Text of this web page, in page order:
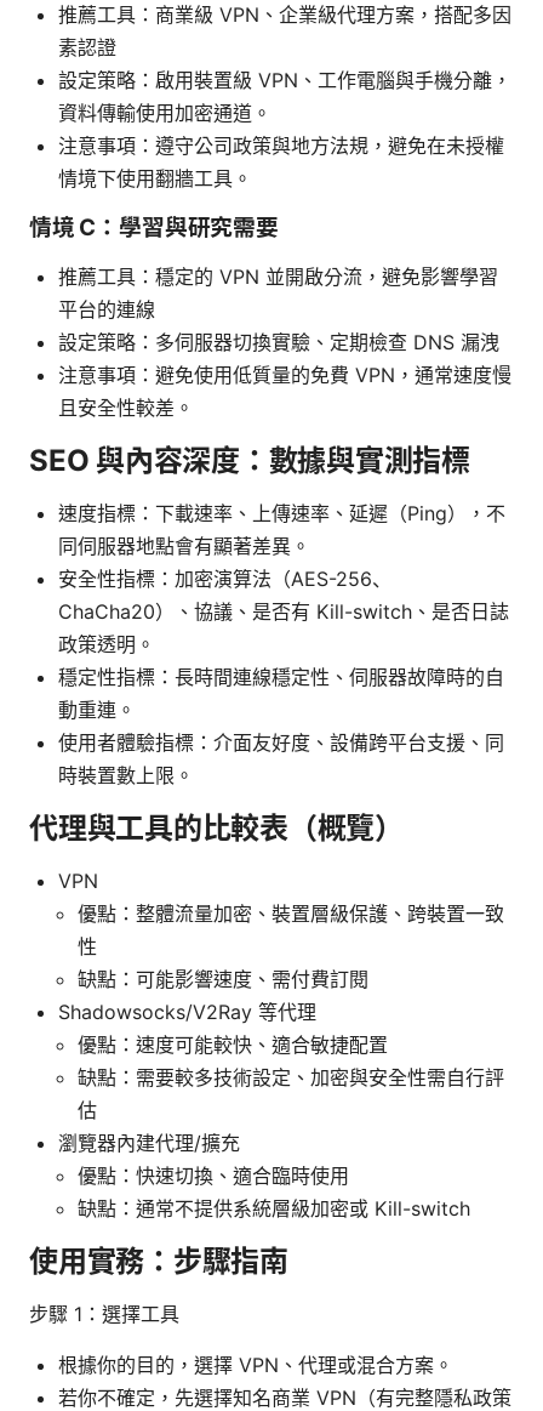
推薦工具：商業級 VPN、企業級代理方案，搭配多因
素認證
設定策略：啟用裝置級 VPN、工作電腦與手機分離，
資料傳輸使用加密通道。
注意事項：遵守公司政策與地方法規，避免在未授權
情境下使用翻牆工具。
情境 C：學習與研究需要
推薦工具：穩定的 VPN 並開啟分流，避免影響學習
平台的連線
設定策略：多伺服器切換實驗、定期檢查 DNS 漏洩
注意事項：避免使用低質量的免費 VPN，通常速度慢
且安全性較差。
SEO 與內容深度：數據與實測指標
速度指標：下載速率、上傳速率、延遲（Ping），不
同伺服器地點會有顯著差異。
安全性指標：加密演算法（AES-256、
ChaCha20）、協議、是否有 Kill-switch、是否日誌
政策透明。
穩定性指標：長時間連線穩定性、伺服器故障時的自
動重連。
使用者體驗指標：介面友好度、設備跨平台支援、同
時裝置數上限。
代理與工具的比較表（概覽）
VPN
優點：整體流量加密、裝置層級保護、跨裝置一致
性
缺點：可能影響速度、需付費訂閱
Shadowsocks/V2Ray 等代理
優點：速度可能較快、適合敏捷配置
缺點：需要較多技術設定、加密與安全性需自行評
估
瀏覽器內建代理/擴充
優點：快速切換、適合臨時使用
缺點：通常不提供系統層級加密或 Kill-switch
使用實務：步驟指南
步驟 1：選擇工具
根據你的目的，選擇 VPN、代理或混合方案。
若你不確定，先選擇知名商業 VPN（有完整隱私政策